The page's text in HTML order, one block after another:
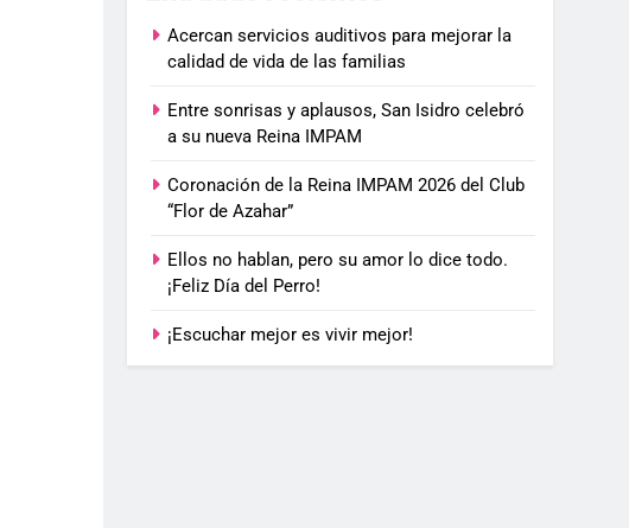
Acercan servicios auditivos para mejorar la
calidad de vida de las familias
Entre sonrisas y aplausos, San Isidro celebró
a su nueva Reina IMPAM
Coronación de la Reina IMPAM 2026 del Club
“Flor de Azahar”
Ellos no hablan, pero su amor lo dice todo.
¡Feliz Día del Perro!
¡Escuchar mejor es vivir mejor!